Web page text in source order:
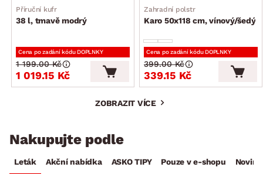
Příruční kufr
38 l, tmavě modrý
Cena po zadání kódu DOPLNKY
1 019.15 Kč
1 199.00 Kč
Zahradní polstr
Karo 50x118 cm, vínový/šedý
Cena po zadání kódu DOPLNKY
339.15 Kč
399.00 Kč
ZOBRAZIT VÍCE
Nakupujte podle
Leták Akční nabídka ASKO TIPY Pouze v e-shopu